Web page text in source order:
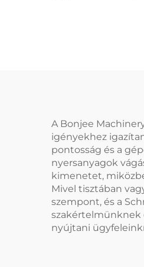
A Bonjee
igényekhez
pontosság és a
nyersanyagok
kimenetet,
Mivel tisztában
szempont, és a
szakértelmünknek
nyújtani